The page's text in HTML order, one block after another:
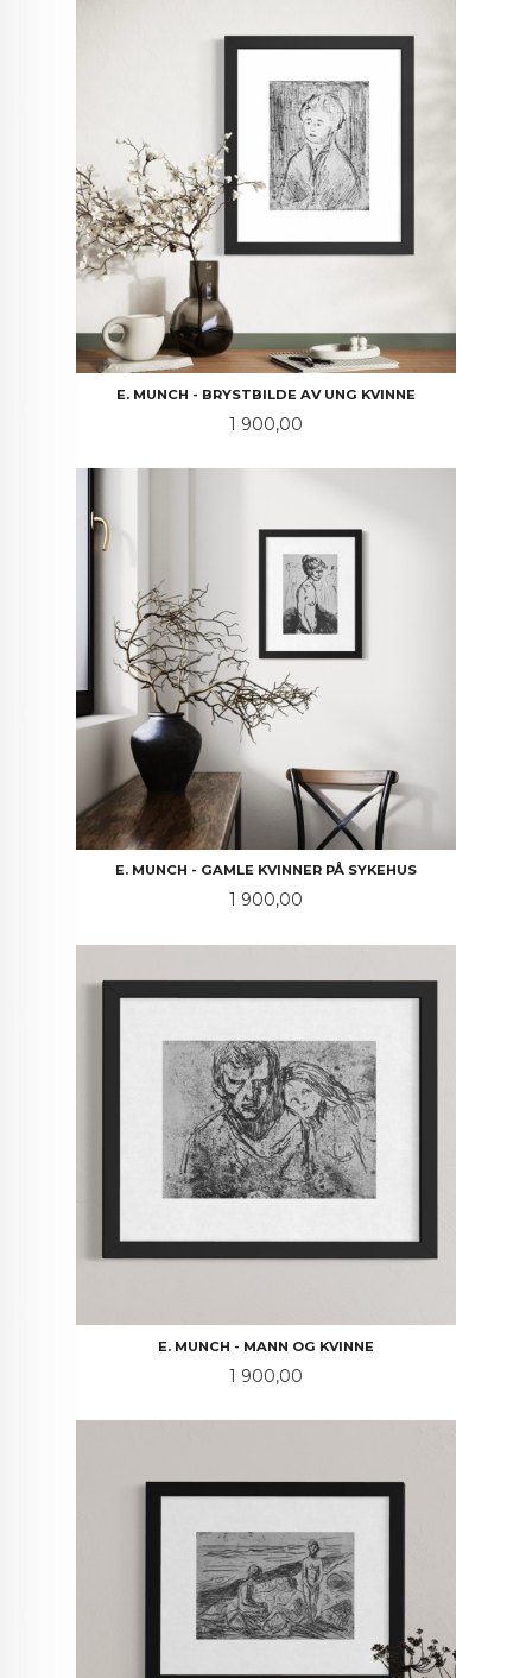
E. MUNCH - BRYSTBILDE AV UNG KVINNE
Pris
1 900,00
E. MUNCH - GAMLE KVINNER PÅ SYKEHUS
Pris
1 900,00
E. MUNCH - MANN OG KVINNE
Pris
1 900,00